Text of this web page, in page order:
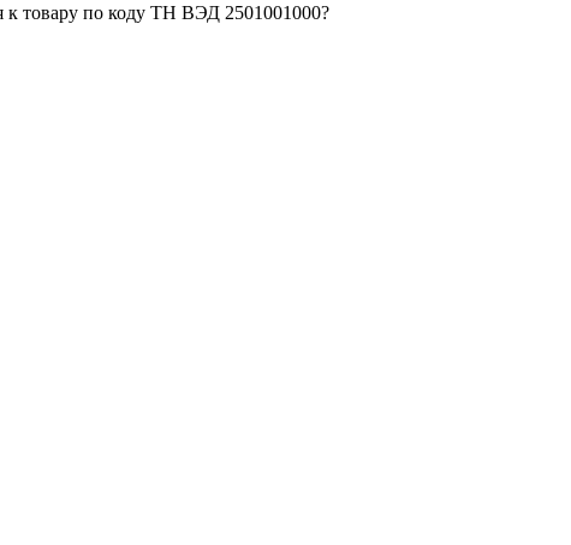
к товару по коду ТН ВЭД 2501001000?